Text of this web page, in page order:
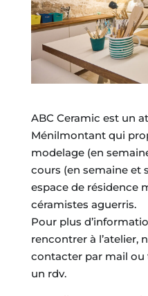
ABC Ceramic est un
Ménilmontant qui
modelage (en
cours (en semaine et
espace de résidence
céramistes aguerris.
Pour plus
rencontrer à l’atelier,
contacter par mail
un rdv.